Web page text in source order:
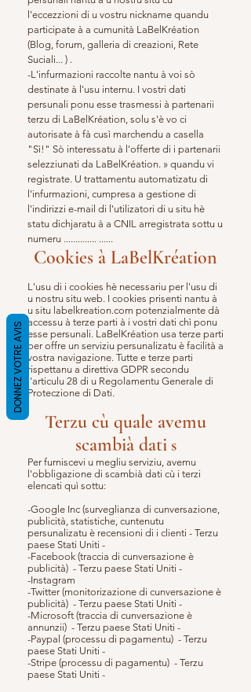
l'eccezzioni di u vostru nickname quandu
participate à a cumunità LaBelKréation
(Blog, forum, galleria di creazioni, Rete
Suciali... ) .
-L'infurmazioni raccolte nantu à voi sò
destinate à l'usu internu. I vostri dati
persunali ponu esse trasmessi à partenarii
terzu di LaBelKréation, solu s'è vo ci
autorisate à fà cusì marchendu a casella
"Sì!" Sò interessatu à l'offerte di i partenarii
selezziunati da LaBelKréation. » quandu vi
registrate. U trattamentu automatizatu di
l'infurmazioni, cumpresa a gestione di
l'indirizzi e-mail di l'utilizatori di u situ hè
statu dichjaratu à a CNIL arregistrata sottu u
numeru .............. ......
Cookies à LaBelKréation
L'usu di i cookies hè necessariu per l'usu di
u nostru situ web. I cookies prisenti nantu à
u situ labelkreation.com potenzialmente dà
accessu à terze parti à i vostri dati chì ponu
esse persunali. LaBelKréation usa terze parti
per offre un serviziu persunalizatu è facilità a
vostra navigazione. Tutte e terze parti
rispettanu a direttiva GDPR secondu
l'articulu 28 di u Regolamentu Generale di
Proteczione di Dati.
Terzu cù quale avemu
scambià dati s
Per furniscevi u megliu serviziu, avemu
l'obbligazione di scambià dati cù i terzi
elencati quì sottu:
-Google Inc (surveglianza di cunversazione,
publicità, statistiche, cuntenutu
persunalizatu è recensioni di i clienti - Terzu
paese Stati Uniti -
-Facebook (traccia di cunversazione è
publicità) - Terzu paese Stati Uniti -
-Instagram
-Twitter (monitorizazione di cunversazione è
publicità) - Terzu paese Stati Uniti -
-Microsoft (traccia di cunversazione è
annunzii) - Terzu paese Stati Uniti -
-Paypal (processu di pagamentu) - Terzu
paese Stati Uniti -
-Stripe (processu di pagamentu) - Terzu
paese Stati Uniti -
DONNEZ VOTRE AVIS